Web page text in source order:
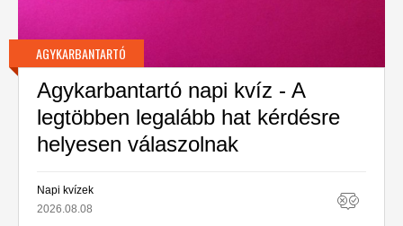
AGYKARBANTARTÓ
Agykarbantartó napi kvíz - A
legtöbben legalább hat kérdésre
helyesen válaszolnak
Napi kvízek
2026.08.08